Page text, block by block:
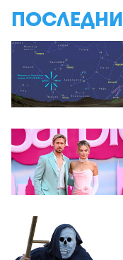
ПОСЛЕДНИ